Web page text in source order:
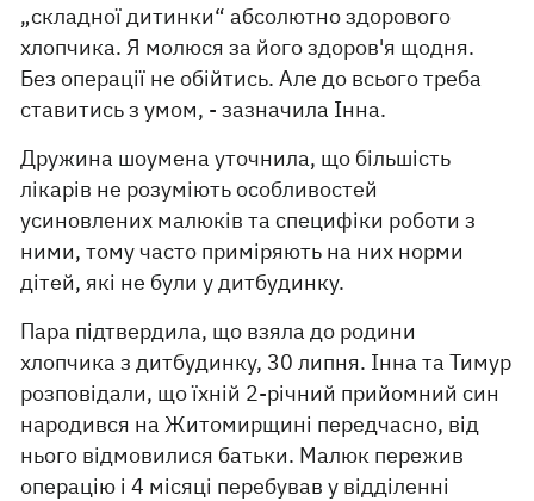
„складної дитинки“ абсолютно здорового
хлопчика. Я молюся за його здоров'я щодня.
Без операції не обійтись. Але до всього треба
ставитись з умом, - зазначила Інна.
Дружина шоумена уточнила, що більшість
лікарів не розуміють особливостей
усиновлених малюків та специфіки роботи з
ними, тому часто приміряють на них норми
дітей, які не були у дитбудинку.
Пара підтвердила, що взяла до родини
хлопчика з дитбудинку, 30 липня. Інна та Тимур
розповідали, що їхній 2-річний прийомний син
народився на Житомирщині передчасно, від
нього відмовилися батьки. Малюк пережив
операцію і 4 місяці перебував у відділенні